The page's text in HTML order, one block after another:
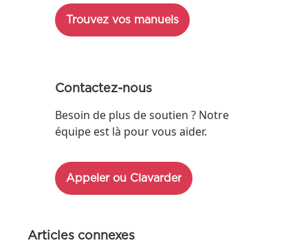
Trouvez vos manuels
Contactez-nous
Besoin de plus de soutien ? Notre
équipe est là pour vous aider.
Appeler ou Clavarder
Articles connexes